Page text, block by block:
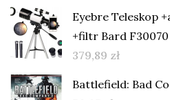
Eyebre Teleskop
+filtr Bard F30070
379,89 zł
Battlefield: Bad